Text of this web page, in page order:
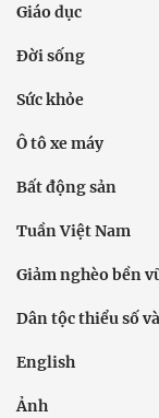
Giáo dục
Đời sống
Sức khỏe
Ô tô xe máy
Bất động sản
Tuần Việt Nam
Giảm nghèo bền
Dân tộc thiểu số
English
Ảnh